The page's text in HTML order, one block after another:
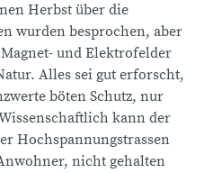
Herbst über die
wurden besprochen, aber
und Elektrofelder
Alles sei gut erforscht,
böten Schutz, nur
kann der
Hochspannungstrassen
nicht gehalten